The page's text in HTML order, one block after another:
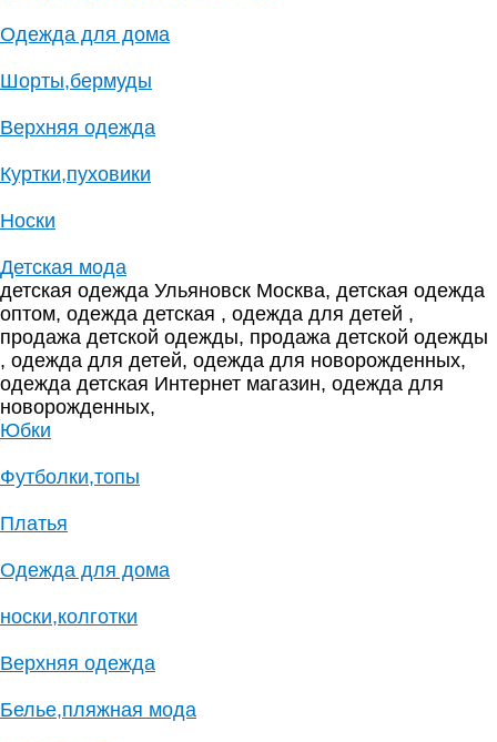
Одежда для дома
Шорты,бермуды
Верхняя одежда
Куртки,пуховики
Носки
Детская мода
детская одежда Ульяновск Москва, детская одежда
оптом, одежда детская , одежда для детей ,
продажа детской одежды, продажа детской одежды
, одежда для детей, одежда для новорожденных,
одежда детская Интернет магазин, одежда для
новорожденных,
Юбки
Футболки,топы
Платья
Одежда для дома
носки,колготки
Верхняя одежда
Белье,пляжная мода